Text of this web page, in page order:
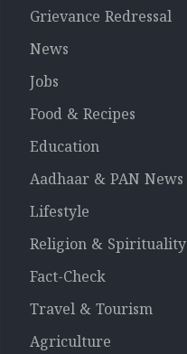
Grievance Redressal
News
Jobs
Food & Recipes
Education
Aadhaar & PAN News
Lifestyle
Religion & Spirituality
Fact-Check
Travel & Tourism
Agriculture